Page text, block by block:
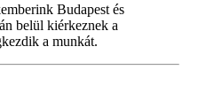
Budapest és
belül kiérkeznek a
a munkát.